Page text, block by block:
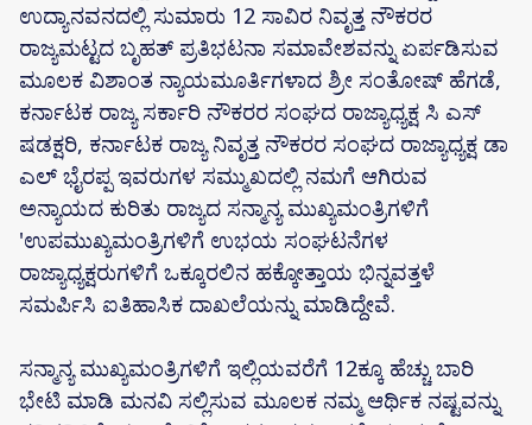
ಉದ್ಯಾನವನದಲ್ಲಿ ಸುಮಾರು 12 ಸಾವಿರ ನಿವೃತ್ತ ನೌಕರರ
ರಾಜ್ಯಮಟ್ಟದ ಬೃಹತ್ ಪ್ರತಿಭಟನಾ ಸಮಾವೇಶವನ್ನು ಏರ್ಪಡಿಸುವ
ಮೂಲಕ ವಿಶಾಂತ ನ್ಯಾಯಮೂರ್ತಿಗಳಾದ ಶ್ರೀ ಸಂತೋಷ್ ಹೆಗಡೆ,
ಕರ್ನಾಟಕ ರಾಜ್ಯ ಸರ್ಕಾರಿ ನೌಕರರ ಸಂಘದ ರಾಜ್ಯಾಧ್ಯಕ್ಷ ಸಿ ಎಸ್
ಷಡಕ್ಷರಿ, ಕರ್ನಾಟಕ ರಾಜ್ಯ ನಿವೃತ್ತ ನೌಕರರ ಸಂಘದ ರಾಜ್ಯಾಧ್ಯಕ್ಷ ಡಾ
ಎಲ್ ಭೈರಪ್ಪ ಇವರುಗಳ ಸಮ್ಮುಖದಲ್ಲಿ ನಮಗೆ ಆಗಿರುವ
ಅನ್ಯಾಯದ ಕುರಿತು ರಾಜ್ಯದ ಸನ್ಮಾನ್ಯ ಮುಖ್ಯಮಂತ್ರಿಗಳಿಗೆ
'ಉಪಮುಖ್ಯಮಂತ್ರಿಗಳಿಗೆ ಉಭಯ ಸಂಘಟನೆಗಳ
ರಾಜ್ಯಾಧ್ಯಕ್ಷರುಗಳಿಗೆ ಒಕ್ಕೂರಲಿನ ಹಕ್ಕೋತ್ತಾಯ ಭಿನ್ನವತ್ತಳೆ
ಸಮರ್ಪಿಸಿ ಐತಿಹಾಸಿಕ ದಾಖಲೆಯನ್ನು ಮಾಡಿದ್ದೇವೆ.
ಸನ್ಮಾನ್ಯ ಮುಖ್ಯಮಂತ್ರಿಗಳಿಗೆ ಇಲ್ಲಿಯವರೆಗೆ 12ಕ್ಕೂ ಹೆಚ್ಚು ಬಾರಿ
ಭೇಟಿ ಮಾಡಿ ಮನವಿ ಸಲ್ಲಿಸುವ ಮೂಲಕ ನಮ್ಮ ಆರ್ಥಿಕ ನಷ್ಟವನ್ನು